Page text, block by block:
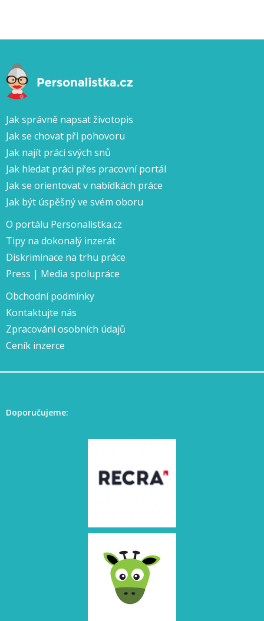
Jak správně napsat životopis
Jak se chovat při pohovoru
Jak najít práci svých snů
Jak hledat práci přes pracovní portál
Jak se orientovat v nabídkách práce
Jak být úspěšný ve svém oboru
O portálu Personalistka.cz
Tipy na dokonalý inzerát
Diskriminace na trhu práce
Press | Media spolupráce
Obchodní podmínky
Kontaktujte nás
Zpracování osobních údajů
Ceník inzerce
Doporučujeme: